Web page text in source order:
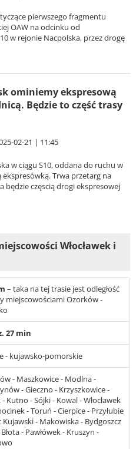
pierwszego fragmentu
OAW na odcinku od
w rejonie Nacpolska, przez drogę
ominiemy ekspresową
Będzie to część trasy
02-21 | 11:45
w ciągu S10, oddana do ruchu w
Trwa przetarg na
częscią drogi ekspresowej
Włocławek i
– taka na tej trasie jest odległość
miejscowościami Ozorków -
27 min
- kujawsko-pomorskie
- Maszkowice - Modlna -
- Gieczno - Krzyszkowice -
Kutno - Sójki - Kowal - Włocławek
- Toruń - Cierpice - Przyłubie
Kujawski - Makowiska - Bydgoszcz
Błota - Pawłówek - Kruszyn -